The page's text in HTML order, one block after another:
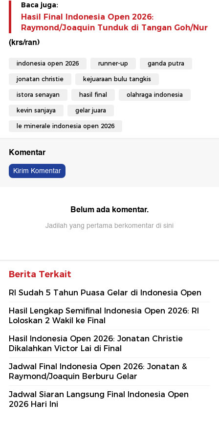
Baca juga:
Hasil Final Indonesia Open 2026:
Raymond/Joaquin Tunduk di Tangan Goh/Nur
(krs/ran)
indonesia open 2026 runner-up ganda putra
jonatan christie kejuaraan bulu tangkis
istora senayan hasil final olahraga indonesia
kevin sanjaya gelar juara
le minerale indonesia open 2026
Komentar
Kirim Komentar
Belum ada komentar.
Jadilah yang pertama berkomentar di sini
Berita Terkait
RI Sudah 5 Tahun Puasa Gelar di Indonesia Open
Hasil Lengkap Semifinal Indonesia Open 2026: RI
Loloskan 2 Wakil ke Final
Hasil Indonesia Open 2026: Jonatan Christie
Dikalahkan Victor Lai di Final
Jadwal Final Indonesia Open 2026: Jonatan &
Raymond/Joaquin Berburu Gelar
Jadwal Siaran Langsung Final Indonesia Open
2026 Hari Ini